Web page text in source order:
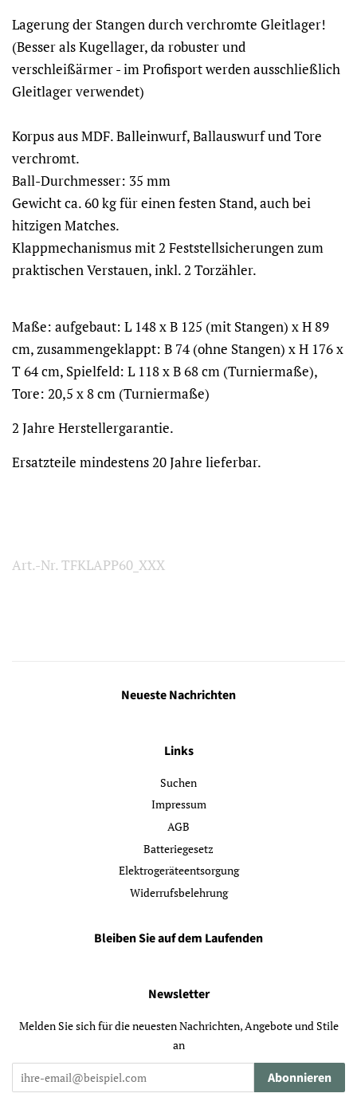
Lagerung der Stangen durch verchromte Gleitlager!
(Besser als Kugellager, da robuster und
verschleißärmer - im Profisport werden ausschließlich
Gleitlager verwendet)
Korpus aus MDF. Balleinwurf, Ballauswurf und Tore
verchromt.
Ball-Durchmesser: 35 mm
Gewicht ca. 60 kg für einen festen Stand, auch bei
hitzigen Matches.
Klappmechanismus mit 2 Feststellsicherungen zum
praktischen Verstauen, inkl. 2 Torzähler.
Maße: aufgebaut: L 148 x B 125 (mit Stangen) x H 89
cm, zusammengeklappt: B 74 (ohne Stangen) x H 176 x
T 64 cm, Spielfeld: L 118 x B 68 cm (Turniermaße),
Tore: 20,5 x 8 cm (Turniermaße)
2 Jahre Herstellergarantie.
Ersatzteile mindestens 20 Jahre lieferbar.
Art.-Nr. TFKLAPP60_XXX
Neueste Nachrichten
Links
Suchen
Impressum
AGB
Batteriegesetz
Elektrogeräteentsorgung
Widerrufsbelehrung
Bleiben Sie auf dem Laufenden
Newsletter
Melden Sie sich für die neuesten Nachrichten, Angebote und Stile
an
Abonnieren